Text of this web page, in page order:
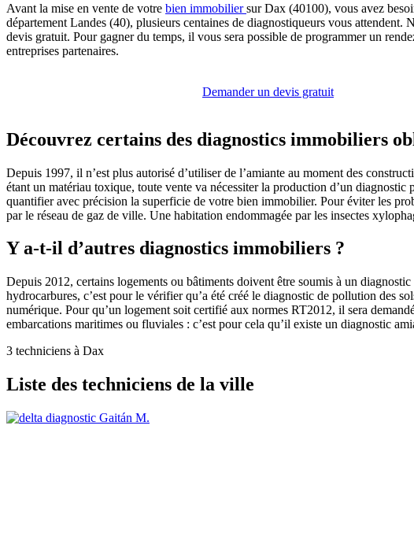
Avant la mise en vente de votre bien immobiliersur Dax (40100), vous avez
département Landes (40), plusieurs centaines de diagnostiqueurs vous
devis gratuit. Pour gagner du temps, il vous sera possible de programmer un
entreprises partenaires.
Demander un devis gratuit
Découvrez certains des diagnostics immobiliers
Depuis 1997, il n’est plus autorisé d’utiliser de l’amiante au moment des
étant un matériau toxique, toute vente va nécessiter la production d’un
quantifier avec précision la superficie de votre bien immobilier. Pour éviter les
par le réseau de gaz de ville. Une habitation endommagée par les insectes
Y a-t-il d’autres diagnostics immobiliers ?
Depuis 2012, certains logements ou bâtiments doivent être soumis à un
hydrocarbures, c’est pour le vérifier qu’a été créé le diagnostic de pollution des
numérique. Pour qu’un logement soit certifié aux normes RT2012, il sera
embarcations maritimes ou fluviales : c’est pour cela qu’il existe un diagnostic
3 techniciens à Dax
Liste des techniciens de la ville
Gaitán M.